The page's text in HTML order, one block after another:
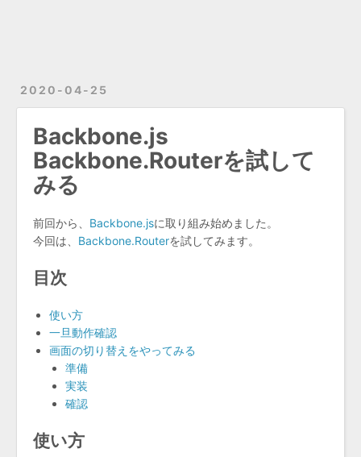
2020-04-25
Backbone.js
Backbone.Routerを試して
みる
前回から、 Backbone.jsに取り組み始めました。
今回は、 Backbone.Routerを試してみます。
目次
使い方
一旦動作確認
画面の切り替えをやってみる
準備
実装
確認
使い方